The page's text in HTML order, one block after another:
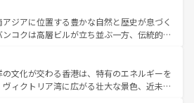
ながら、韓国の多彩な魅力を心ゆくまで味
わってみてほしい。 なお、新着の韓国情報はコンテンツ一
ほしい。
に伝統が息づく。ハノイの古い町並みやホ
ランス統治時代の建物も、独特の雰囲気を
る。また、バラエティの豊かさとおいしさで
バインミー、ベトナムコーヒーなどは、ぜ
いたい。どの地域を訪れてもあたたかい人々
えてくれるので、きっと忘れられない旅にな
ジアに位置する豊かな自然と歴史が息づく
ンコクは高層ビルが立ち並ぶ一方、伝統的な
ている。北部ではチェンマイなどの山岳地
れ合い、南部ではプーケットやクラビの美し
ゾート気分を楽しむことができる。タイ料理
の文化が交わる香港は、特有のエネルギーを
ヴィクトリア湾に広がる壮大な景色、近未来